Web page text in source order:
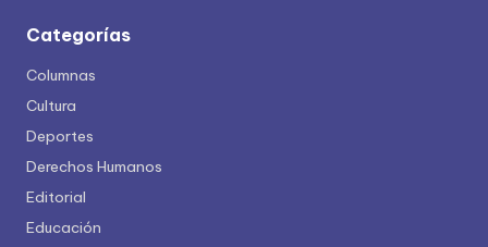
Categorías
Columnas
Cultura
Deportes
Derechos Humanos
Editorial
Educación